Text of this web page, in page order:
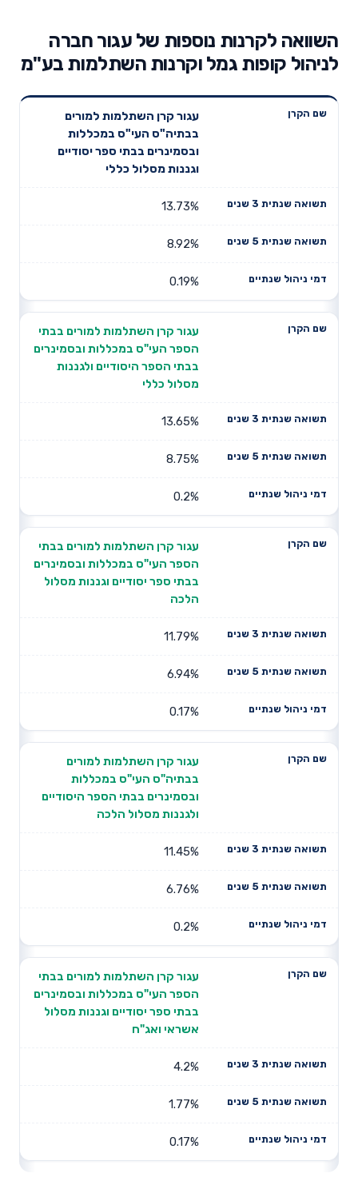
השוואה לקרנות נוספות של עגור חברה
לניהול קופות גמל וקרנות השתלמות בע"מ
שנתית 3
תשואה
שנתית 5
שנים
עגור קרן השתלמות למורים
בבתיה"ס העי"ס במכללות
ובסמינרים בבתי ספר יסודיים
וגננות מסלול כללי
13.73%
8.92%
0.19%
עגור קרן השתלמות למורים בבתי
הספר העי"ס במכללות ובסמינרים
בבתי הספר היסודיים ולגננות
מסלול כללי
13.65%
8.75%
0.2%
עגור קרן השתלמות למורים בבתי
הספר העי"ס במכללות ובסמינרים
בבתי ספר יסודיים וגננות מסלול
הלכה
11.79%
6.94%
0.17%
עגור קרן השתלמות למורים
בבתיה"ס העי"ס במכללות
ובסמינרים בבתי הספר היסודיים
ולגננות מסלול הלכה
11.45%
6.76%
0.2%
עגור קרן השתלמות למורים בבתי
הספר העי"ס במכללות ובסמינרים
בבתי ספר יסודיים וגננות מסלול
אשראי ואג"ח
4.2%
1.77%
0.17%